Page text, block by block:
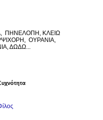
ΠΗΝΕΛΟΠΗ, ΚΛΕΙΩ
ΟΥΡΑΝΙΑ,
ΔΩΔΩ...